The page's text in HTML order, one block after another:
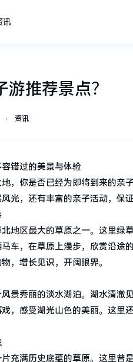
讯
推荐景点？
⋅ 资讯
错过的美景与体验
，你是否已经为即将到来的
光，还有丰富的亲子活动，保
地区最大的草原之一。这里绿
车，在草原上漫步，欣赏沿途
，增长见识，开阔眼界。
景秀丽的淡水湖泊。湖水清
，感受湖光山色的美丽。这
充满历史底蕴的草原。这里曾